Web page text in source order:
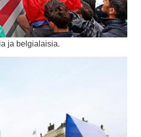
ja belgialaisia.